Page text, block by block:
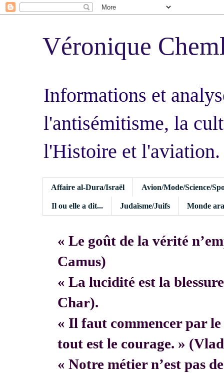
Véronique
Informations et
l'antisémitisme, la
l'Histoire et l'aviation.
Affaire al-Dura/Israël Avion/Mode/Science/
Il ou elle a dit... Judaïsme/Juifs Monde
« Le goût de la vérité
Camus)
« La lucidité est la
Char).
« Il faut commencer par le
tout est le courage. »
« Notre métier n’est pas